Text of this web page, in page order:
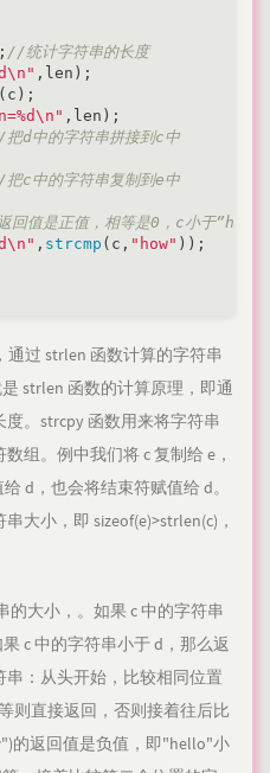
//统计字符串的长度
,len);
,len);
d中的字符串拼接到c中
c中的字符串复制到e中
值是正值，相等是0，c小于
, strcmp (c, "how" ));
过 strlen 函数计算的字符串
strlen 函数的计算原理，即通
。strcpy 函数用来将字符串
组。例中我们将 c 复制给 e，
d，也会将结束符赋值给 d。
大小，即 sizeof(e)>strlen(c)，
的大小，。如果 c 中的字符串
c 中的字符串小于 d，那么返
：从头开始，比较相同位置
则直接返回，否则接着往后比
的返回值是负值，即"hello"小